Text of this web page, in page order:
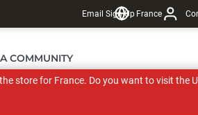
Email Sign Up France
COMMUNITY
store for France. Do you want to visit the